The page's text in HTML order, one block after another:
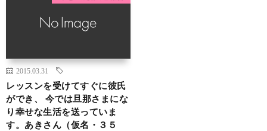
2015.03.31
レッスンを受けてすぐに彼氏
ができ、 今では旦那さまにな
り幸せな生活を送っていま
す。あきさん（仮名・３５